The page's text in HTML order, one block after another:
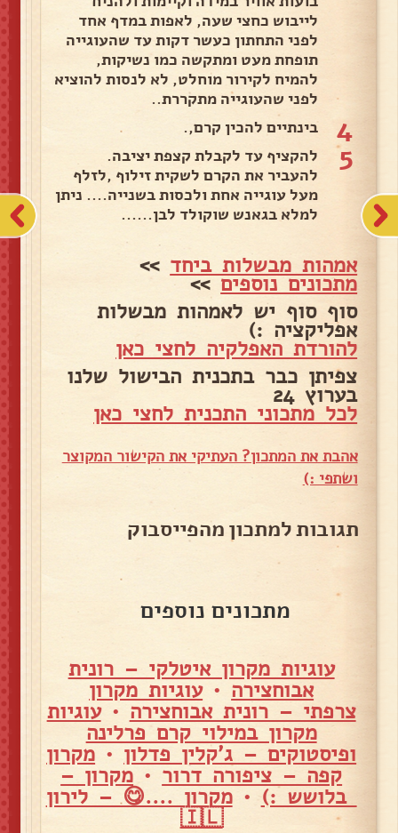
לייבוש כחצי שעה, לאפות במדף אחד
לפני התחתון כעשר דקות עד שהעוגייה
תופחת מעט ומתקשה כמו נשיקות,
להמיח לקירור מוחלט, לא לנסות להוציא
לפני שהעוגייה מתקררת..
4 בינתיים להכין קרם,.
5
להקציף עד לקבלת קצפת יציבה.
להעביר את הקרם לשקית זילוף ,לזלף
מעל עוגייה אחת ולכסות בשנייה.... ניתן
למלא בגאנש שוקולד לבן......
אמהות מבשלות ביחד >>
מתכונים נוספים>>
סוף סוף יש לאמהות מבשלות
אפליקציה :)
להורדת האפלקיה לחצי כאן
צפיתן כבר בתכנית הבישול שלנו
בערוץ 24
לכל מתכוני התכנית לחצי כאן
אהבת את המתכון? העתיקי את הקישור המקוצר
ושתפי :)
תגובות למתכון מהפייסבוק
מתכונים נוספים
עוגיות מקרון איטלקי – רונית
אבוחצירה •עוגיות מקרון
צרפתי – רונית אבוחצירה •עוגיות
מקרון במילוי קרם פרלינה
ופיסטוקים – ג'קלין פדלון • מקרון
קפה – ציפורה דרור • מקרון –
בלושש :) •מקרון ....😋 – לירון
🇮🇱